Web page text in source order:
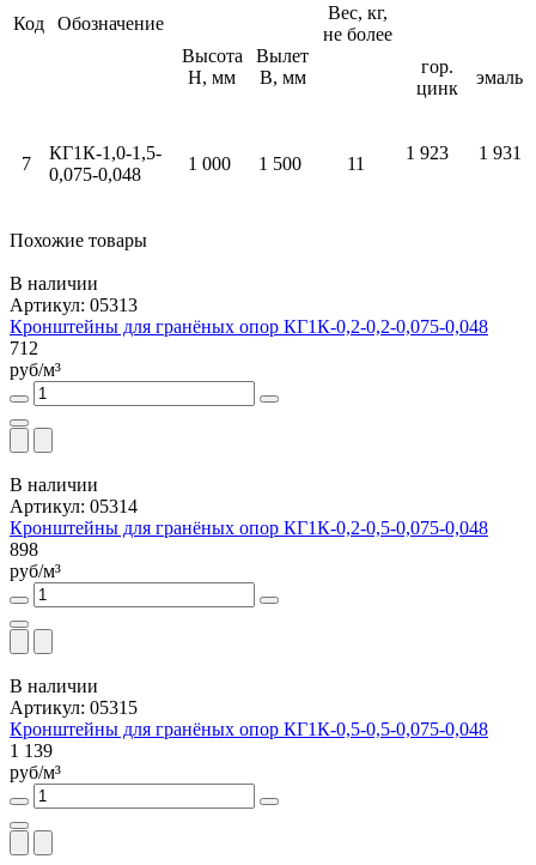
Код Обозначение
Вес, кг,
не более
Высота
H, мм
Вылет
B, мм
гор.
цинк
эмаль
7
КГ1К-1,0-1,5-
0,075-0,048
1 000 1 500 11
1 923 1 931
Похожие товары
В наличии
Артикул: 05313
Кронштейны для гранёных опор КГ1К-0,2-0,2-0,075-0,048
712
руб/м³
В наличии
Артикул: 05314
Кронштейны для гранёных опор КГ1К-0,2-0,5-0,075-0,048
898
руб/м³
В наличии
Артикул: 05315
Кронштейны для гранёных опор КГ1К-0,5-0,5-0,075-0,048
1 139
руб/м³